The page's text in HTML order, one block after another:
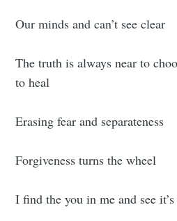
Our minds and can’t see clear
The truth is always near to
to heal
Erasing fear and separateness
Forgiveness turns the wheel
I find the you in me and see